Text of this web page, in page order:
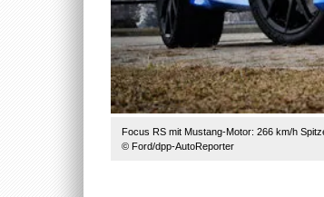
Focus RS mit Mustang-Motor: 266 km/h
© Ford/dpp-AutoReporter